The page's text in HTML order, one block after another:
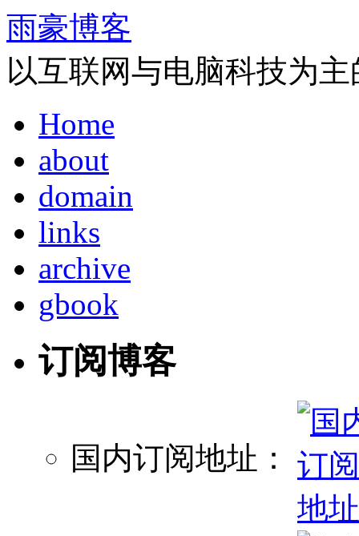
雨豪博客
以互联网与电脑科技为
Home
about
domain
links
archive
gbook
订阅博客
国内订阅地址：